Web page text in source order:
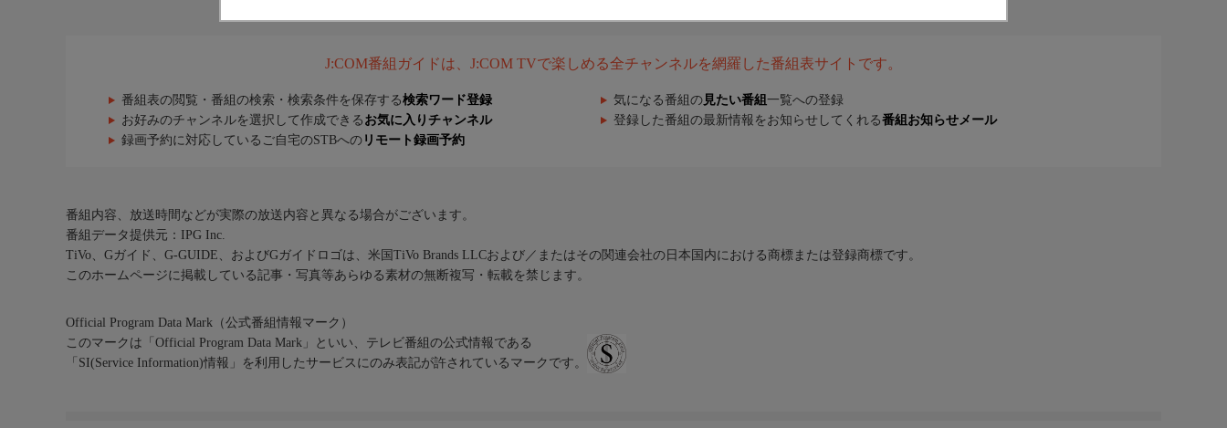
J:COM番組ガイドは、J:COM TVで楽しめる全チャンネルを網羅した番組表サイトです。
番組表の閲覧・番組の検索・検索条件を保存する検索ワード登録 気になる番組の 見たい番組 一覧への登録
お好みのチャンネルを選択して作成できる お気に入りチャンネル 登録した番組の最新情報をお知らせしてくれる番組お知らせメール
録画予約に対応しているご自宅のSTBへの リモート録画予約
番組内容、放送時間などが実際の放送内容と異なる場合がございます。
番組データ提供元：IPG Inc.
TiVo、Gガイド、G-GUIDE、およびGガイドロゴは、米国TiVo Brands LLCおよび／またはその関連会社の日本国内における商標または登録商標です。
このホームページに掲載している記事・写真等あらゆる素材の無断複写・転載を禁じます。
Official Program Data Mark（公式番組情報マーク）
このマークは「Official Program Data Mark」といい、テレビ番組の公式情報である
「SI(Service Information)情報」を利用したサービスにのみ表記が許されているマークです。